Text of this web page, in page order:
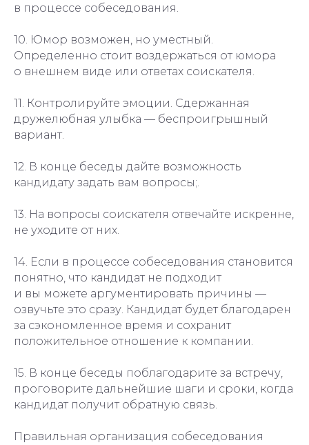
в процессе собеседования.
10. Юмор возможен, но уместный.
Определенно стоит воздержаться от юмора
о внешнем виде или ответах соискателя.
11. Контролируйте эмоции. Сдержанная
дружелюбная улыбка — беспроигрышный
вариант.
12. В конце беседы дайте возможность
кандидату задать вам вопросы;.
13. На вопросы соискателя отвечайте искренне,
не уходите от них.
14. Если в процессе собеседования становится
понятно, что кандидат не подходит
и вы можете аргументировать причины —
озвучьте это сразу. Кандидат будет благодарен
за сэкономленное время и сохранит
положительное отношение к компании.
15. В конце беседы поблагодарите за встречу,
проговорите дальнейшие шаги и сроки, когда
кандидат получит обратную связь.
Правильная организация собеседования